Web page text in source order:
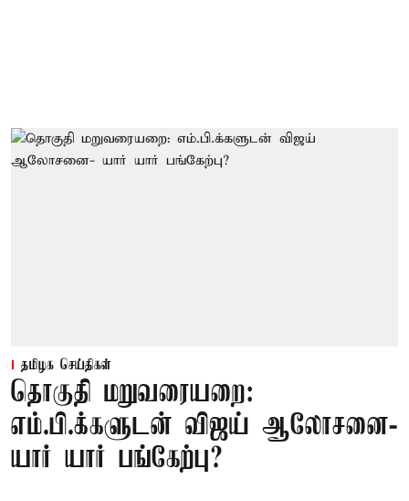
தமிழக செய்திகள்
தொகுதி மறுவரையறை:
எம்.பி.க்களுடன் விஜய் ஆலோசனை-
யார் யார் பங்கேற்பு?